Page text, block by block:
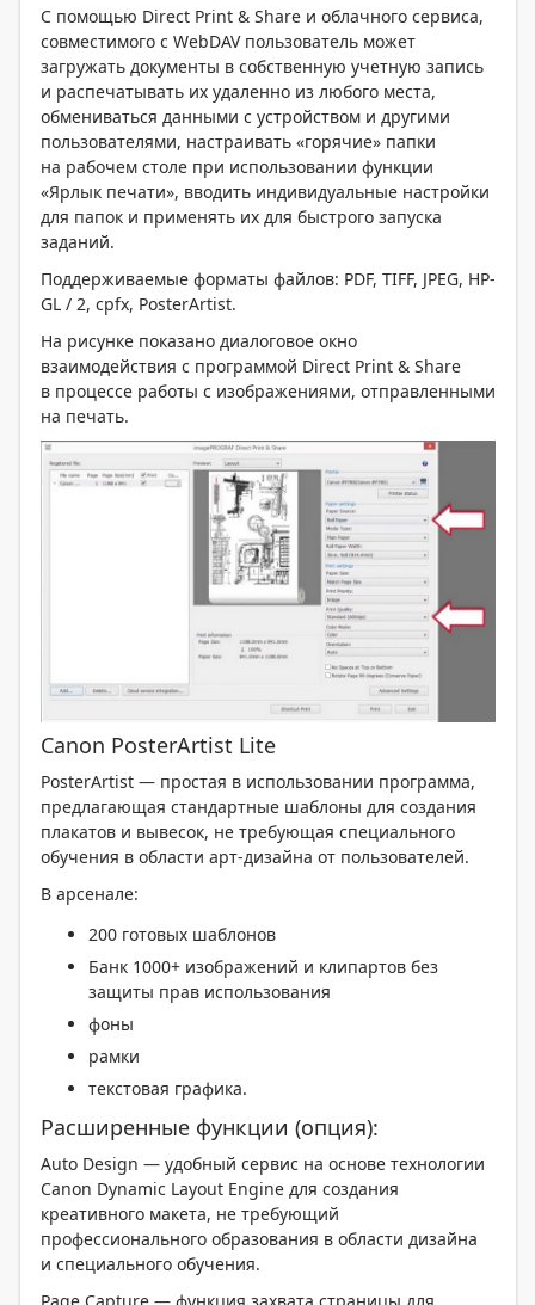
С помощью Direct Print & Share и облачного сервиса,
совместимого с WebDAV пользователь может
загружать документы в собственную учетную запись
и распечатывать их удаленно из любого места,
обмениваться данными с устройством и другими
пользователями, настраивать «горячие» папки
на рабочем столе при использовании функции
«Ярлык печати», вводить индивидуальные настройки
для папок и применять их для быстрого запуска
заданий.
Поддерживаемые форматы файлов: PDF, TIFF, JPEG, HP-
GL / 2, cpfx, PosterArtist.
На рисунке показано диалоговое окно
взаимодействия с программой Direct Print & Share
в процессе работы с изображениями, отправленными
на печать.
Canon PosterArtist Lite
PosterArtist — простая в использовании программа,
предлагающая стандартные шаблоны для создания
плакатов и вывесок, не требующая специального
обучения в области арт-дизайна от пользователей.
В арсенале:
200 готовых шаблонов
Банк 1000+ изображений и клипартов без
защиты прав использования
фоны
рамки
текстовая графика.
Расширенные функции (опция):
Auto Design — удобный сервис на основе технологии
Canon Dynamic Layout Engine для создания
креативного макета, не требующий
профессионального образования в области дизайна
и специального обучения.